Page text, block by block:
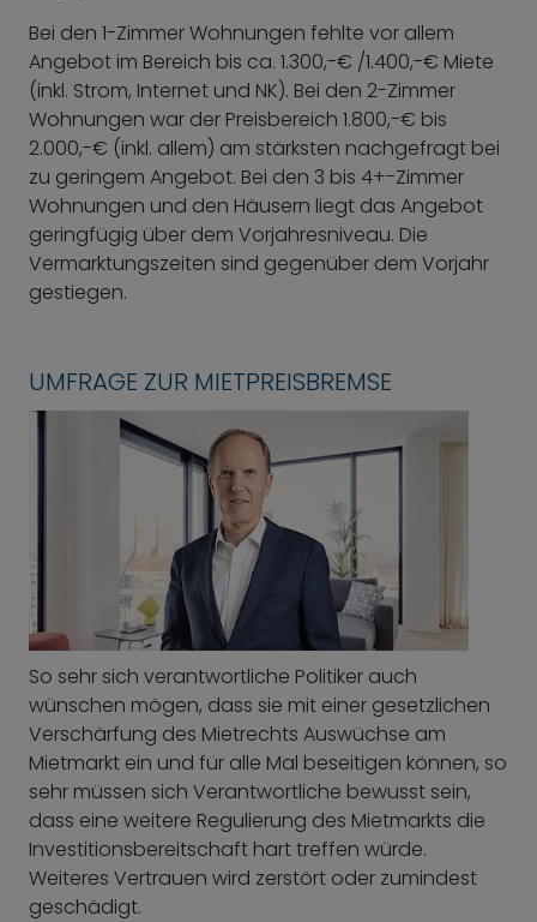
Bei den 1-Zimmer Wohnungen fehlte vor allem
Angebot im Bereich bis ca. 1.300,-€ /1.400,-€ Miete
(inkl. Strom, Internet und NK). Bei den 2-Zimmer
Wohnungen war der Preisbereich 1.800,-€ bis
2.000,-€ (inkl. allem) am stärksten nachgefragt bei
zu geringem Angebot. Bei den 3 bis 4+-Zimmer
Wohnungen und den Häusern liegt das Angebot
geringfügig über dem Vorjahresniveau. Die
Vermarktungszeiten sind gegenüber dem Vorjahr
gestiegen.
UMFRAGE ZUR MIETPREISBREMSE
So sehr sich verantwortliche Politiker auch
wünschen mögen, dass sie mit einer gesetzlichen
Verschärfung des Mietrechts Auswüchse am
Mietmarkt ein und für alle Mal beseitigen können, so
sehr müssen sich Verantwortliche bewusst sein,
dass eine weitere Regulierung des Mietmarkts die
Investitionsbereitschaft hart treffen würde.
Weiteres Vertrauen wird zerstört oder zumindest
geschädigt.